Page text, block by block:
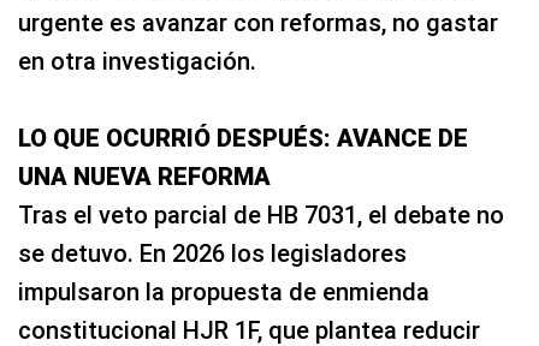
urgente es avanzar con reformas, no gastar
en otra investigación.
LO QUE OCURRIÓ DESPUÉS: AVANCE DE
UNA NUEVA REFORMA
Tras el veto parcial de HB 7031, el debate no
se detuvo. En 2026 los legisladores
impulsaron la propuesta de enmienda
constitucional HJR 1F, que plantea reducir